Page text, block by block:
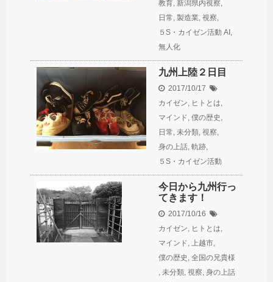
教育, 新潟県内視察,
日常, 製造業, 視察,
５S・カイゼン活動 AI ,
無人化
九州上陸２日目
2017/10/17
カイゼン, ヒトとは,
マインド, 僕の歴史 ,
日常, 未分類, 視察,
身の上話, 軌跡,
５S・カイゼン活動
今日から九州行っ
てきます！
2017/10/16
カイゼン, ヒトとは,
マインド, 上越市,
僕の歴史 , 全国の兄貴様
, 未分類, 視察, 身の上話